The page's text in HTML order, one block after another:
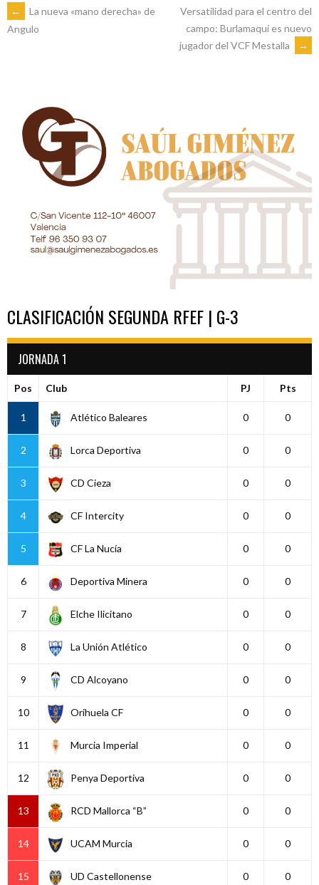
NAVEGACIÓN
ENTRADAS
←
La nueva «mano derecha» de
Angulo
Versatilidad para el centro del
campo: Burlamaqui es nuevo
jugador del VCF Mestalla
→
CLASIFICACIÓN SEGUNDA RFEF | G-3
JORNADA 1
Pos Club PJ Pts
1 Atlético Baleares 0 0
2 Lorca Deportiva 0 0
3 CD Cieza 0 0
4 CF Intercity 0 0
5 CF La Nucía 0 0
6 Deportiva Minera 0 0
7 Elche Ilicitano 0 0
8 La Unión Atlético 0 0
9 CD Alcoyano 0 0
10 Orihuela CF 0 0
11 Murcia Imperial 0 0
12 Penya Deportiva 0 0
13 RCD Mallorca “B” 0 0
14 UCAM Murcia 0 0
15 UD Castellonense 0 0